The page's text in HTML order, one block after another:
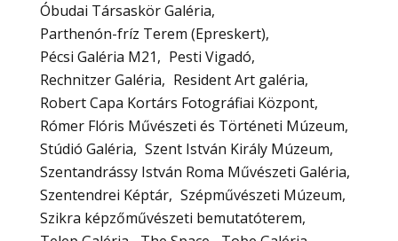
Óbudai Társaskör Galéria
Parthenón-fríz Terem (Epreskert)
Pécsi Galéria M21
Pesti Vigadó
Rechnitzer Galéria
Resident Art galéria
Robert Capa Kortárs Fotográfiai Központ
Rómer Flóris Művészeti és Történeti Múzeum
Stúdió Galéria
Szent István Király Múzeum
Szentandrássy István Roma Művészeti Galéria
Szentendrei Képtár Szépművészeti Múzeum
Szikra képzőművészeti bemutatóterem